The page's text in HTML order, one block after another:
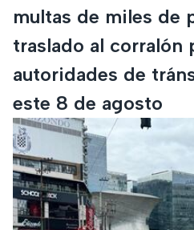
multas de miles de
traslado al corralón
autoridades de
este 8 de agosto